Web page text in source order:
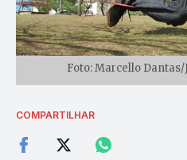
Foto: Marcello
COMPARTILHAR